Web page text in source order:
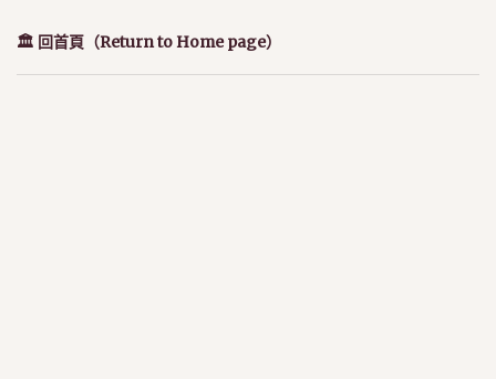
🏛️ 回首頁（Return to Home page）